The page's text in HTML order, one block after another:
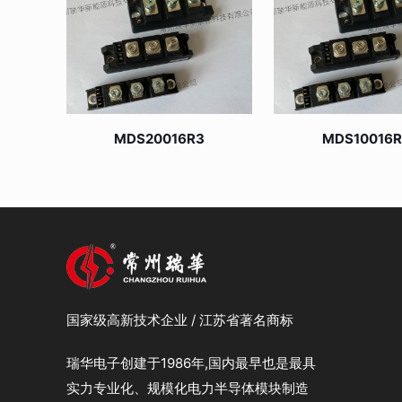
MDS20016R3
国家级高新技术企业 / 江苏省著名商标
瑞华电子创建于1986年,国内最早也是最具
实力专业化、规模化电力半导体模块制造